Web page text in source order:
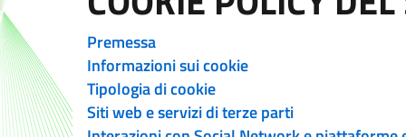
Premessa
Informazioni sui cookie
Tipologia di cookie
Siti web e servizi di terze parti